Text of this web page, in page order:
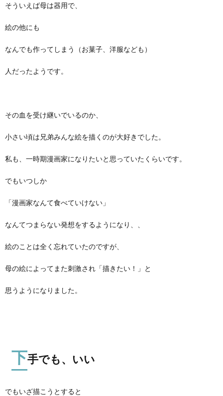
そういえば母は器用で、
絵の他にも
なんでも作ってしまう（お菓子、洋服なども）
人だったようです。
その血を受け継いでいるのか、
小さい頃は兄弟みんな絵を描くのが大好きでした。
私も、一時期漫画家になりたいと思っていたくらいです。
でもいつしか
「漫画家なんて食べていけない」
なんてつまらない発想をするようになり、、
絵のことは全く忘れていたのですが、
母の絵によってまた刺激され「描きたい！」と
思うようになりました。
下手でも、いい
でもいざ描こうとすると